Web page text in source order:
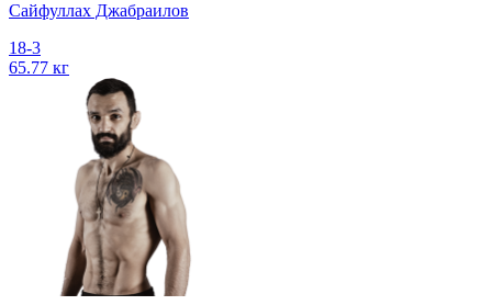
Сайфуллах Джабраилов
18-3
65.77 кг